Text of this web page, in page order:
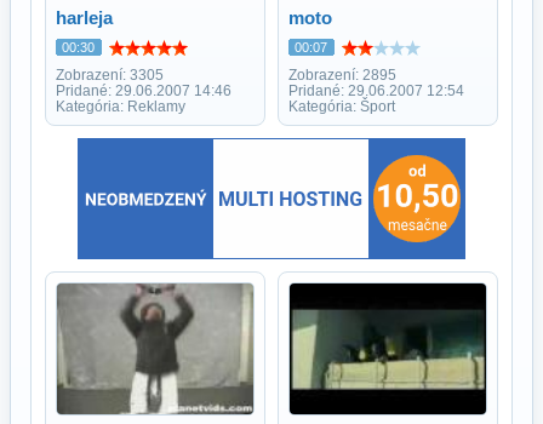
harleja
00:30
Zobrazení: 3305
Pridané: 29.06.2007 14:46
Kategória: Reklamy
moto
00:07
Zobrazení: 2895
Pridané: 29.06.2007 12:54
Kategória: Šport